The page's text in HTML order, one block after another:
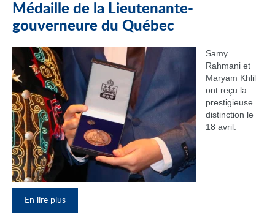
Médaille de la Lieutenante-
gouverneure du Québec
Samy
Rahmani et
Maryam Khlil
ont reçu la
prestigieuse
distinction le
18 avril.
En lire plus